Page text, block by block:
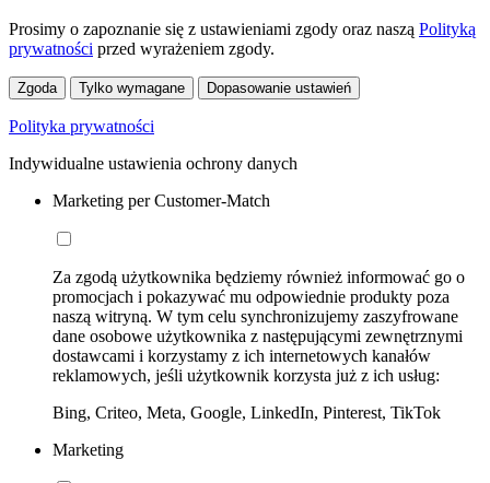
Prosimy o zapoznanie się z ustawieniami zgody oraz naszą Polityką
prywatności przed wyrażeniem zgody.
Zgoda Tylko wymagane Dopasowanie ustawień
Polityka prywatności
Indywidualne ustawienia ochrony danych
Marketing per Customer-Match
Za zgodą użytkownika będziemy również informować go o
promocjach i pokazywać mu odpowiednie produkty poza
naszą witryną. W tym celu synchronizujemy zaszyfrowane
dane osobowe użytkownika z następującymi zewnętrznymi
dostawcami i korzystamy z ich internetowych kanałów
reklamowych, jeśli użytkownik korzysta już z ich usług:
Bing, Criteo, Meta, Google, LinkedIn, Pinterest, TikTok
Marketing